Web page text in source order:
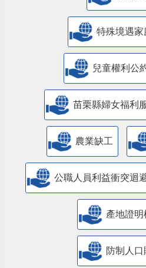
特殊境遇家
兒童權利公
苗栗縣婦女福利
農業缺工
公職人員利益衝突迴
產地證明
防制人口